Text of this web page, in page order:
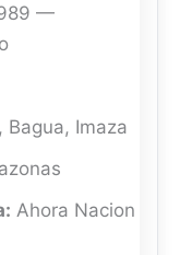
—
Bagua, Imaza
Ahora Nacion